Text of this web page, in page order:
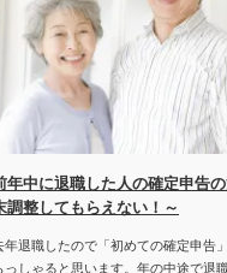
年中に退職した人の確定申告
調整してもらえない！～
年退職したので「初めての確定申告
っしゃると思います。年の中途で退